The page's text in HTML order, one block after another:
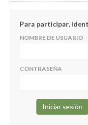
Para participar,
NOMBRE DE USUARIO
CONTRASEÑA